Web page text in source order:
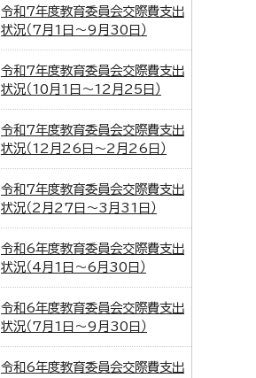
令和7年度教育委員会交際費支出
状況（7月1日～9月30日）
令和7年度教育委員会交際費支出
状況（10月1日～12月25日）
令和7年度教育委員会交際費支出
状況（12月26日～2月26日）
令和7年度教育委員会交際費支出
状況（2月27日～3月31日）
令和6年度教育委員会交際費支出
状況（4月1日～6月30日）
令和6年度教育委員会交際費支出
状況（7月1日～9月30日）
令和6年度教育委員会交際費支出